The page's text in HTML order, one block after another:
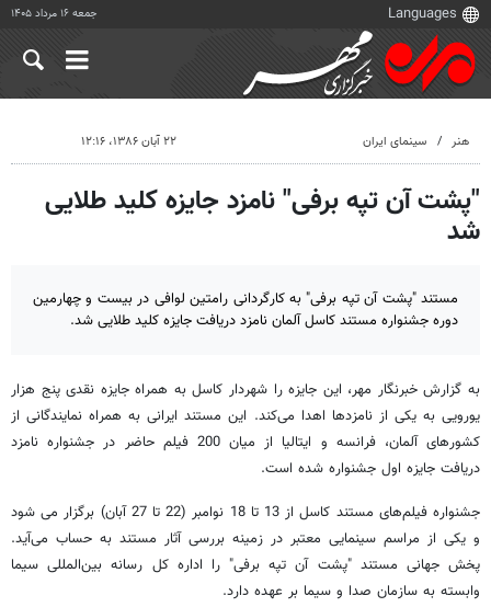
جمعه ۱۶ مرداد ۱۴۰۵
هنر سینمای ایران ۲۲ آبان ۱۳۸۶، ۱۲:۱۶
"پشت آن تپه برفی" نامزد جایزه کلید طلایی
شد
مستند "پشت آن تپه برفی" به کارگردانی رامتین لوافی در بیست و چهارمین
دوره جشنواره مستند کاسل آلمان نامزد دریافت جایزه کلید طلایی شد.
به گزارش خبرنگار مهر، این جایزه را شهردار کاسل به همراه جایزه نقدی پنج هزار
یورویی به یکی از نامزدها اهدا می‌کند. این مستند ایرانی به همراه نمایندگانی از
کشورهای آلمان، فرانسه و ایتالیا از میان 200 فیلم حاضر در جشنواره نامزد
دریافت جایزه اول جشنواره شده است.
جشنواره فیلم‌های مستند کاسل از 13 تا 18 نوامبر (22 تا 27 آبان) برگزار می شود
و یکی از مراسم سینمایی معتبر در زمینه بررسی آثار مستند به حساب می‌آید.
پخش جهانی مستند "پشت آن تپه برفی" را اداره کل رسانه بین‌المللی سیما
وابسته به سازمان صدا و سیما بر عهده دارد.